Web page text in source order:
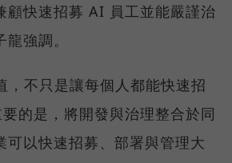
顧快速招募 AI 員工並能嚴謹治
強調。
，不只是讓每個人都能快速招
的是，將開發與治理整合於同
可以快速招募、部署與管理大